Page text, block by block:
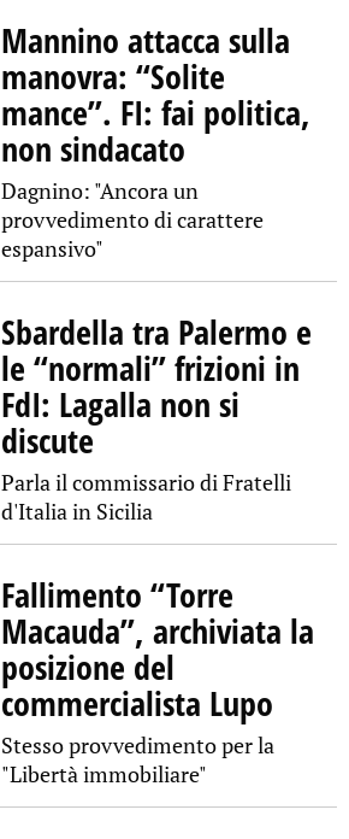
Mannino attacca sulla
manovra: “Solite
mance”. FI: fai politica,
non sindacato
Dagnino: "Ancora un
provvedimento di carattere
espansivo"
Sbardella tra Palermo e
le “normali” frizioni in
FdI: Lagalla non si
discute
Parla il commissario di Fratelli
d'Italia in Sicilia
Fallimento “Torre
Macauda”, archiviata la
posizione del
commercialista Lupo
Stesso provvedimento per la
"Libertà immobiliare"